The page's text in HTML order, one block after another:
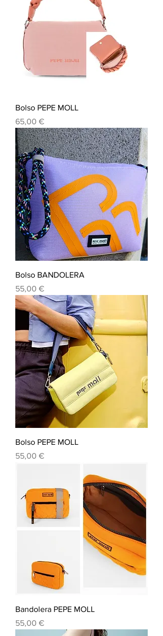
Bolso PEPE MOLL
Precio
65,00 €
Bolso BANDOLERA
Precio
55,00 €
Bolso PEPE MOLL
Precio
55,00 €
Bandolera PEPE MOLL
Precio
55,00 €